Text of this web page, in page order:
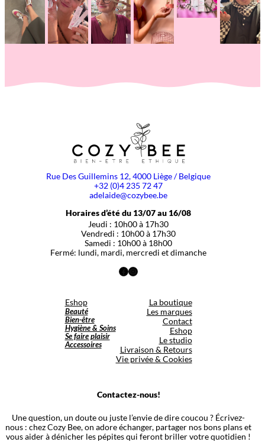
Rue Des Guillemins 12, 4000 Liège / Belgique
+32 (0)4 235 72 47
adelaide@cozybee.be
Horaires d’été du 13/07 au 16/08
Jeudi : 10h00 à 17h30
Vendredi : 10h00 à 17h30
Samedi : 10h00 à 18h00
Fermé: lundi, mardi, mercredi et dimanche
Facebook
Instagram
Eshop
Beauté
Bien-être
Hygiène & Soins
Se faire plaisir
Accessoires
La boutique
Les marques
Contact
Eshop
Le studio
Livraison & Retours
Vie privée & Cookies
Contactez-nous!
Une question, un doute ou juste l’envie de dire coucou ? Écrivez-
nous : chez Cozy Bee, on adore échanger, partager nos bons plans et
vous aider à dénicher les pépites qui feront briller votre quotidien !